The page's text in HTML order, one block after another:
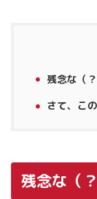
残念な（
さて、こ
残念な（